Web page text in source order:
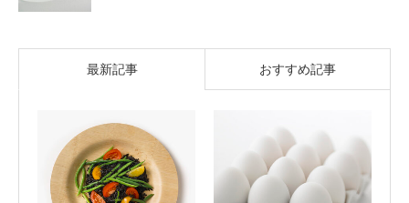
最新記事 おすすめ記事